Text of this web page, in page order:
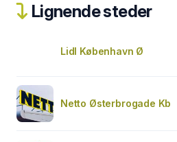
Lignende steder
Lidl København Ø
Netto Østerbrogade Kb